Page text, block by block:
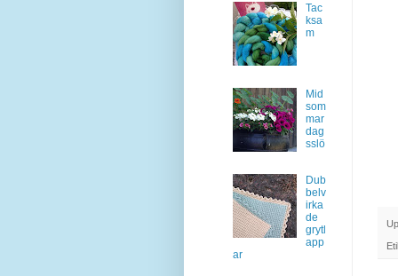
Tac
ksa
m
Mid
som
mar
dag
sslö
Dub
belv
irka
de
grytl
app
ar